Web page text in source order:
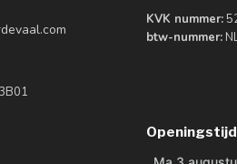
KVK nummer:
btw-nummer: